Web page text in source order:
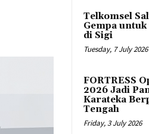
Telkomsel
Gempa
di Sigi
Tuesday, 7 July 2026
FORTRESS
2026 Jadi
Karateka
Tengah
Friday, 3 July 2026